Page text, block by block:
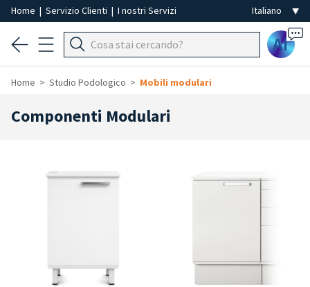
Home | Servizio Clienti | I nostri Servizi
Ai
Home Studio Podologico Mobili modulari
Componenti Modulari